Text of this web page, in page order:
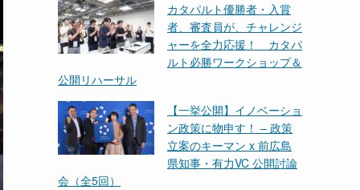
カタパルト優勝者・入賞
者、審査員が、チャレンジ
ャーを全力応援！ カタパ
ルト必勝ワークショップ＆
公開リハーサル
【一挙公開】イノベーショ
ン政策に物申す！ – 政策
立案のキーマン x 前広島
県知事・有力VC 公開討論
会（全5回）